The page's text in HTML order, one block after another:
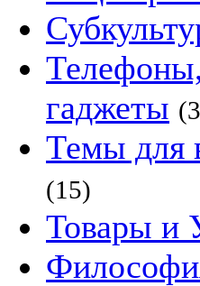
гаджеты
Темы для
(15)
Товары и